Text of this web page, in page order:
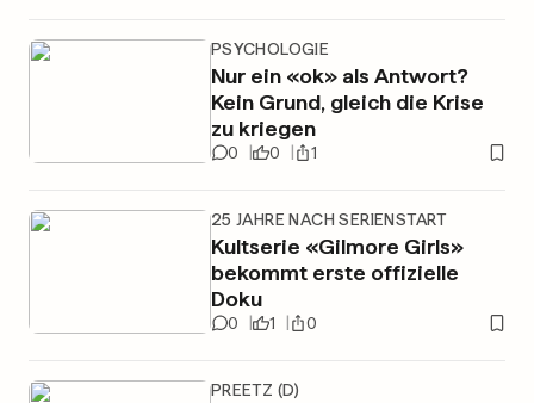
PSYCHOLOGIE
Nur ein «ok» als Antwort?
Kein Grund, gleich die Krise
zu kriegen
0 0 1
25 JAHRE NACH SERIENSTART
Kultserie «Gilmore Girls»
bekommt erste offizielle
Doku
0 1 0
PREETZ (D)